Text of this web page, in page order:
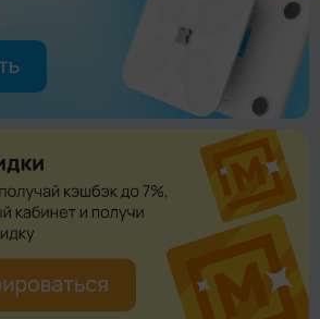
обеспечивают специальные
DuPont. Они соответствуют
безопасны для десен и
лучше, чем волокна обычных щеток.
емкостью 2500 мАч. Он
дней при ежедневном использовании
для зарядки входит в комплект. У
быстрой зарядки. Когда аккумулятор
щетку к сети на пару минут — этого
чистку.